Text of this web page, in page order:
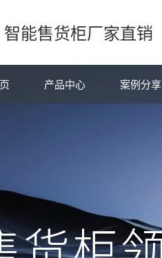
智能售货柜厂家直销
产品中心 案例分享